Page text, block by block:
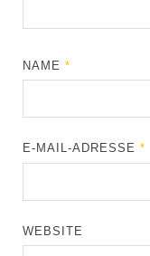
NAME*
E-MAIL-ADRESSE*
WEBSITE